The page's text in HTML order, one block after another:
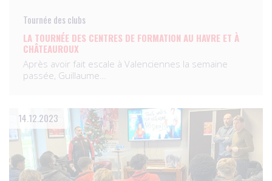
Tournée des clubs
LA TOURNÉE DES CENTRES DE FORMATION AU HAVRE ET À
CHÂTEAUROUX
Après avoir fait escale à Valenciennes la semaine
passée, Guillaume…
14.12.2023